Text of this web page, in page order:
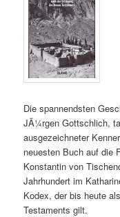
Die spannendsten
JÃ¼rgen Gottschlich,
ausgezeichneter
neuesten Buch auf die
Konstantin von
Jahrhundert im
Kodex, der bis heute
Testaments gilt.